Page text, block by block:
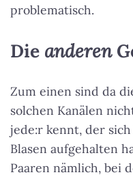
problematisch.
Die anderen
Zum einen sind da
solchen Kanälen
jede:r kennt, der
Blasen aufgehalten
Paaren nämlich, bei